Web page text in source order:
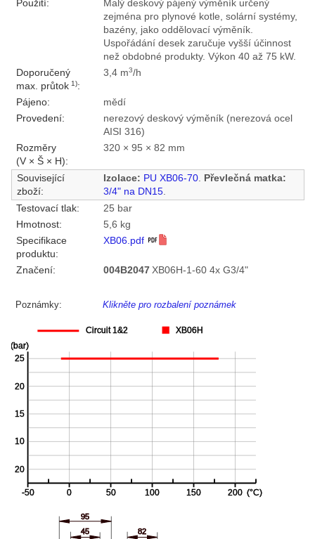
Použití:
Malý deskový pájený výměník určený
zejména pro plynové kotle, solární systémy,
bazény, jako oddělovací výměník.
Uspořádání desek zaručuje vyšší účinnost
než obdobné produkty. Výkon 40 až 75 kW.
Doporučený
max. průtok1):
3,4 m3/h
Pájeno:
mědí
Provedení:
nerezový deskový výměník (nerezová ocel
AISI 316)
Rozměry
(V × Š × H):
320 × 95 × 82 mm
Související
zboží:
Izolace: PU XB06-70. Převlečná matka:
3/4" na DN15.
Testovací tlak:
25 bar
Hmotnost:
5,6 kg
Specifikace
produktu:
XB06.pdf
Značení: 004B2047 XB06H-1-60 4x G3/4"
Poznámky: Klikněte pro rozbalení poznámek